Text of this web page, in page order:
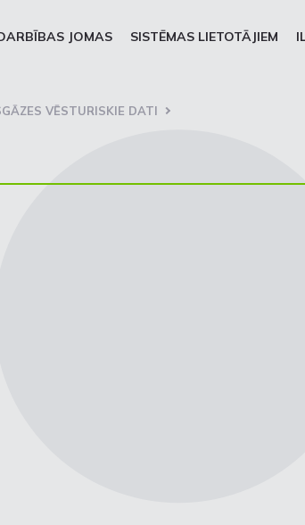
JOMAS SISTĒMAS LIETOTĀJIEM
VĒSTURISKIE DATI